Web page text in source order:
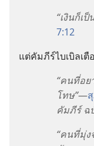
“เงินก็เป็
7:12
แต่คัมภีร์ไบเบิลเตื
“คนที่อย
โทษ”—
คัมภีร์ ฉ
“คนที่มุ่ง